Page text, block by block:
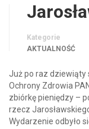
Kategorie
AKTUALNOŚĆ
Już po raz dziewiąty
Ochrony Zdrowia
zbiórkę pieniędzy –
rzecz
Wydarzenie odbyło